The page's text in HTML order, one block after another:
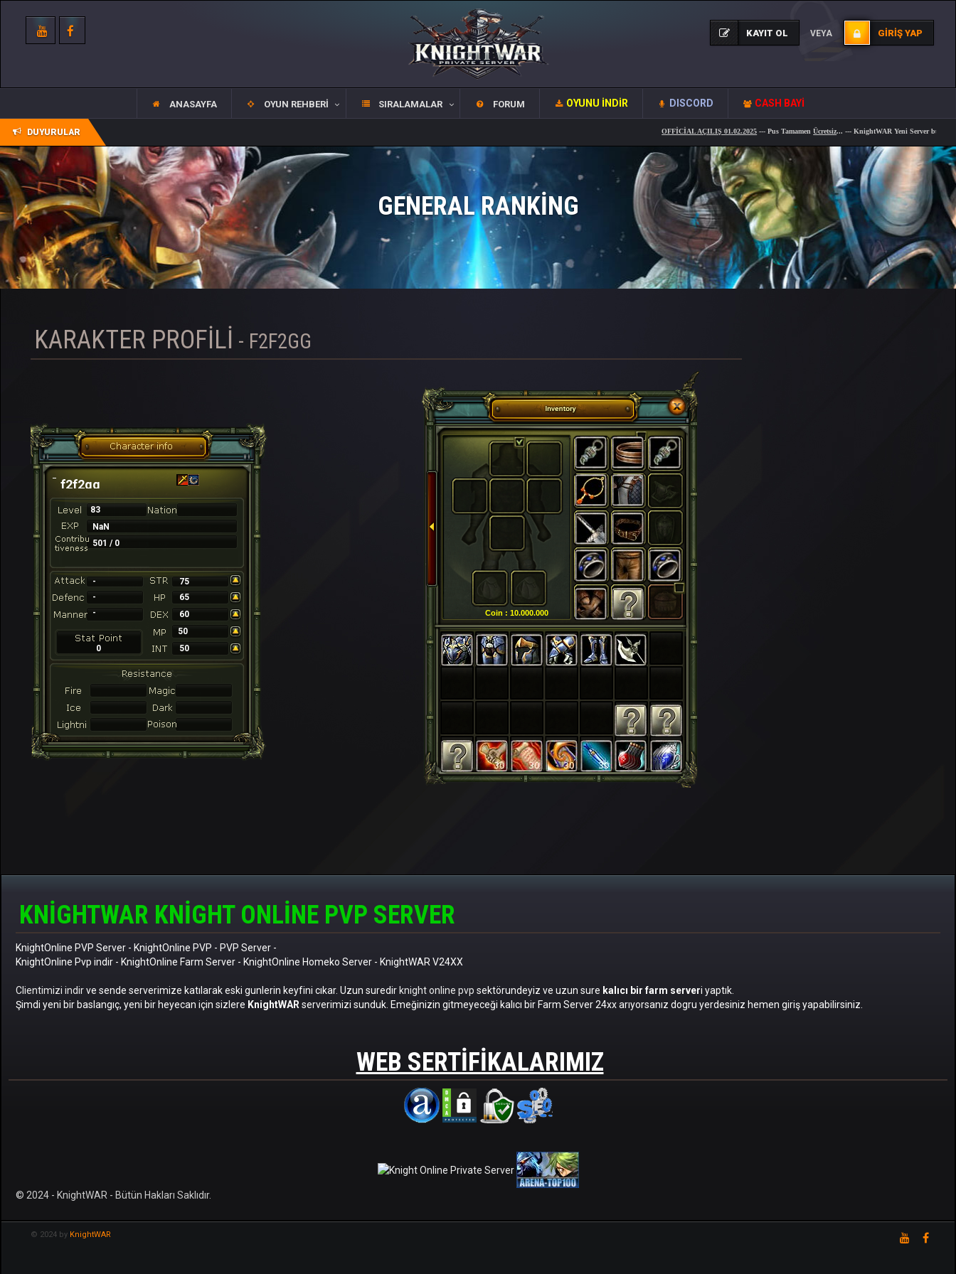
KAYIT OL VEYA GIRIŞ YAP
ANASAYFA OYUN REHBERI SIRALAMALAR FORUM OYUNU İNDIR DISCORD CASH BAYİ
DUYURULAR OFFİCİAL AÇILIŞ 01.02.2025--- Pus TamamenÜcretsiz ... --- KnightWAR Yeni Server bug,hile
GENERAL RANKING
KARAKTER PROFILI - F2F2GG
f2f2gg
83
NaN
501 / 0
-
75
-
65
-
60
50
0
50
KNIGHTWAR KNIGHT ONLINE PVP SERVER
KnightOnline PVP Server - KnightOnline PVP - PVP Server -
KnightOnline Pvp indir - KnightOnline Farm Server - KnightOnline Homeko Server - KnightWAR V24XX
Clientimizi indirve sende serverimize katılarak eski gunlerin keyfini cıkar. Uzun suredir knight online pvp sektörundeyiz ve uzun sure kalıcı bir farm serveri yaptık.
Şimdi yeni bir baslangıç, yeni bir heyecan için sizlere KnightWAR serverimizi sunduk. Emeğinizin gitmeyeceği kalıcı bir Farm Server 24xx arıyorsanız dogru yerdesiniz hemen giriş yapabilirsiniz.
WEB SERTIFIKALARIMIZ
© 2024 - KnightWAR - Bütün Hakları Saklıdır.
© 2024 by KnightWAR